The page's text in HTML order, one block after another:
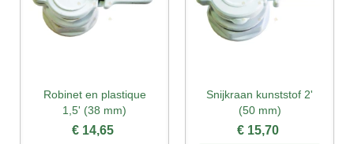
Robinet en plastique
1,5' (38 mm)
€ 14,65
Snijkraan kunststof 2'
(50 mm)
€ 15,70